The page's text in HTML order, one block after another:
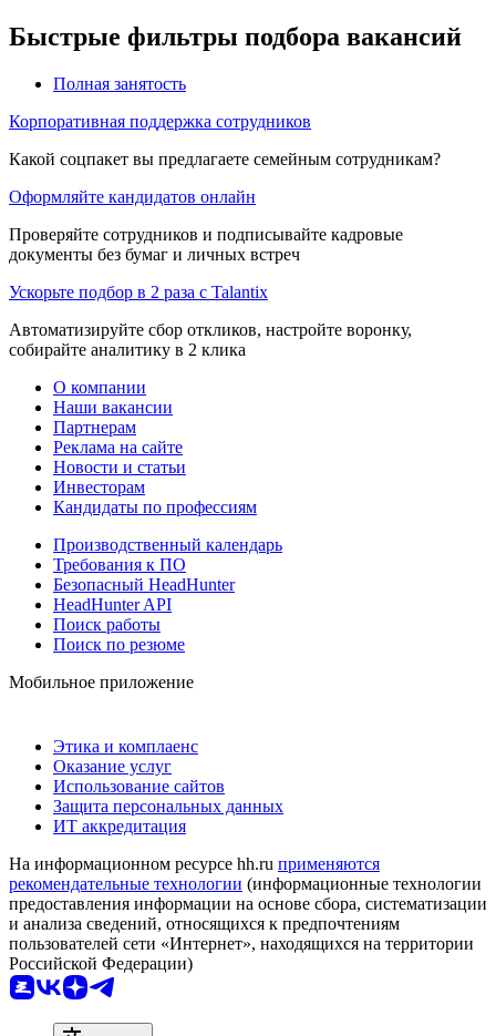
Быстрые фильтры подбора вакансий
Полная занятость
Корпоративная поддержка сотрудников
Какой соцпакет вы предлагаете семейным сотрудникам?
Оформляйте кандидатов онлайн
Проверяйте сотрудников и подписывайте кадровые
документы без бумаг и личных встреч
Ускорьте подбор в 2 раза с Talantix
Автоматизируйте сбор откликов, настройте воронку,
собирайте аналитику в 2 клика
О компании
Наши вакансии
Партнерам
Реклама на сайте
Новости и статьи
Инвесторам
Кандидаты по профессиям
Производственный календарь
Требования к ПО
Безопасный HeadHunter
HeadHunter API
Поиск работы
Поиск по резюме
Мобильное приложение
Этика и комплаенс
Оказание услуг
Использование сайтов
Защита персональных данных
ИТ аккредитация
На информационном ресурсе hh.ru применяются
рекомендательные технологии (информационные технологии
предоставления информации на основе сбора, систематизации
и анализа сведений, относящихся к предпочтениям
пользователей сети «Интернет», находящихся на территории
Российской Федерации)